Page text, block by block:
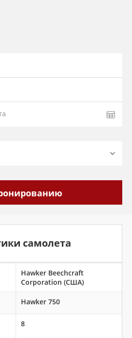
самолета
Hawker Beechcraft
Corporation (США)
Hawker 750
8